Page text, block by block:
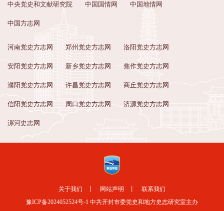
中央党史和文献研究院 中国国情网 中国地情网
中国方志网
河南党史方志网 郑州党史方志网 洛阳党史方志网
安阳党史方志网 新乡党史方志网 焦作党史方志网
濮阳党史方志网 许昌党史方志网 商丘党史方志网
信阳党史方志网 周口党史方志网 济源党史方志网
漯河史志网
关于我们 网站声明
联系我们
豫ICP备2024052524号-1 中共开封市委党史和地方史志研究室主办